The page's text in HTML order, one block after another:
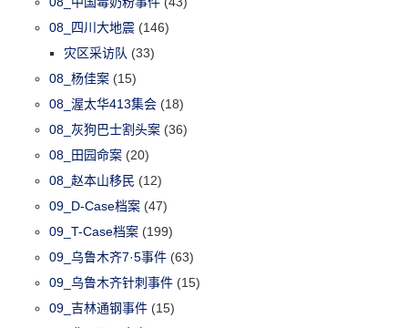
08_四川大地震 (146)
灾区采访队 (33)
08_杨佳案 (15)
08_渥太华413集会 (18)
08_灰狗巴士割头案 (36)
08_田园命案 (20)
08_赵本山移民 (12)
09_D-Case档案 (47)
09_T-Case档案 (199)
09_乌鲁木齐7·5事件 (63)
09_乌鲁木齐针刺事件 (15)
09_吉林通钢事件 (15)